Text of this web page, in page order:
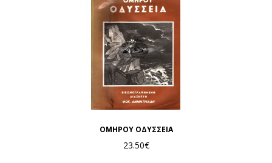
ΟΜΗΡΟΥ ΟΔΥΣΣΕΙΑ
23.50€